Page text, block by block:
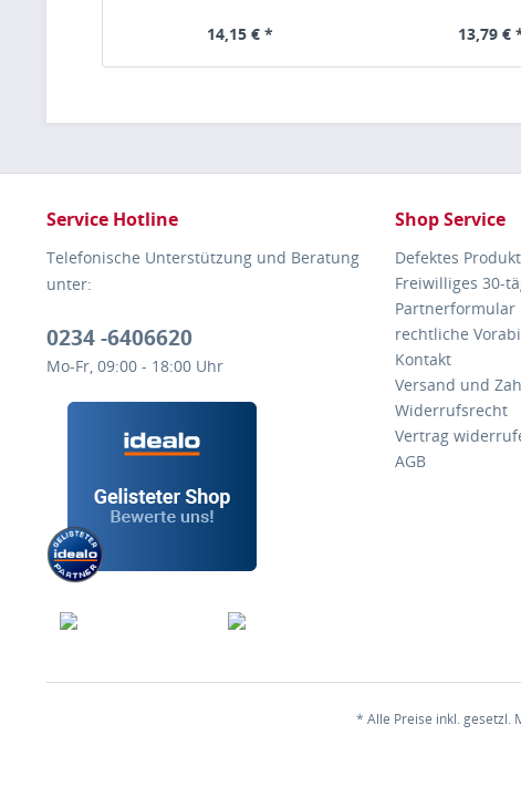
14,15 € * 13,79 €
Service Hotline
Telefonische Unterstützung und Beratung
unter:
0234 -6406620
Mo-Fr, 09:00 - 18:00 Uhr
Shop Service
Defektes Produkt
Freiwilliges 30-
Partnerformular
rechtliche
Kontakt
Versand und
Widerrufsrecht
Vertrag
AGB
* Alle Preise inkl. gesetzl.